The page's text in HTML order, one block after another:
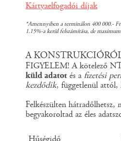
Kártyaelfogadói díjak
*Amennyiben a terminálon 400 000.- Ft
1.15%-a kerül felszámítása, de
A
FIGYELEM! A kötelező
küld adatot és a fizetési
kezdődik, függetlenül attól,
Felkészülten hátradőlhetsz,
begyakoroltad az éles